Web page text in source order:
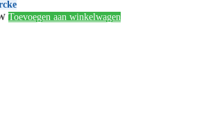
Toevoegen aan winkelwagen